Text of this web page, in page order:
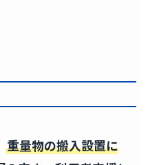
重量物の搬入設置に